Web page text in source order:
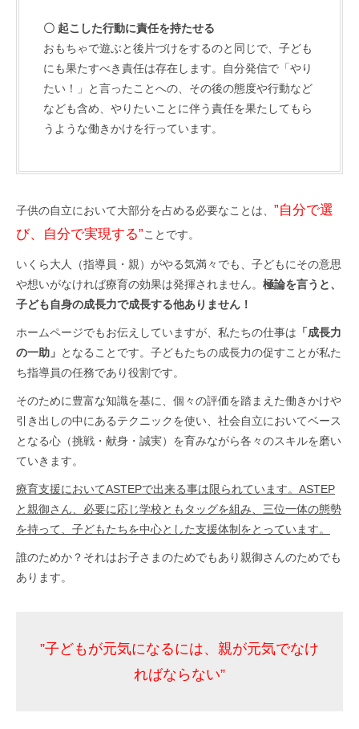
〇 起こした行動に責任を持たせる
おもちゃで遊ぶと後片づけをするのと同じで、子ども
にも果たすべき責任は存在します。自分発信で「やり
たい！」と言ったことへの、その後の態度や行動など
なども含め、やりたいことに伴う責任を果たしてもら
うような働きかけを行っています。
子供の自立において大部分を占める必要なことは、 ”自分で選
び、自分で実現する”ことです。
いくら大人（指導員・親）がやる気満々でも、子どもにその意思
や想いがなければ療育の効果は発揮されません。 極論を言うと、
子ども自身の成長力で成長する他ありません！
ホームページでもお伝えしていますが、私たちの仕事は 「成長力
の一助」 となることです。子どもたちの成長力の促すことが私た
ち指導員の任務であり役割です。
そのために豊富な知識を基に、個々の評価を踏まえた働きかけや
引き出しの中にあるテクニックを使い、社会自立においてベース
となる心（挑戦・献身・誠実）を育みながら各々のスキルを磨い
ていきます。
療育支援においてASTEPで出来る事は限られています。ASTEP
と親御さん、必要に応じ学校ともタッグを組み、三位一体の態勢
を持って、子どもたちを中心とした支援体制をとっています。
誰のためか？それはお子さまのためでもあり親御さんのためでも
あります。
”子どもが元気になるには、親が元気でなけ
ればならない”